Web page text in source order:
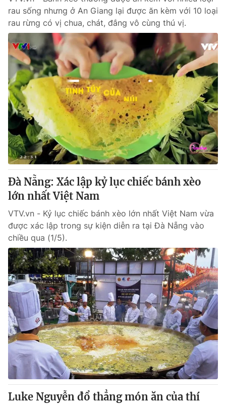
rau sống nhưng ở An Giang lại được ăn kèm với 10 loại
rau rừng có vị chua, chát, đắng vô cùng thú vị.
Đà Nẵng: Xác lập kỷ lục chiếc bánh xèo
lớn nhất Việt Nam
VTV.vn - Kỷ lục chiếc bánh xèo lớn nhất Việt Nam vừa
được xác lập trong sự kiện diễn ra tại Đà Nẵng vào
chiều qua (1/5).
Luke Nguyễn đổ thẳng món ăn của thí